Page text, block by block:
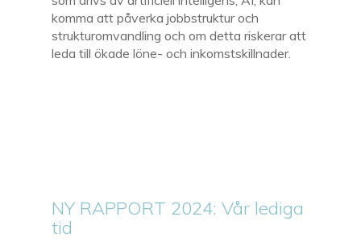
komma att påverka jobbstruktur och
strukturomvandling och om detta riskerar att
leda till ökade löne- och inkomstskillnader.
NY RAPPORT 2024: Vår lediga
tid